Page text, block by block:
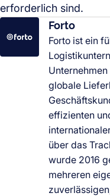
erforderlich sind.
Forto
Forto ist ein
globale
effizienten
über das
wurde 2016
mehreren